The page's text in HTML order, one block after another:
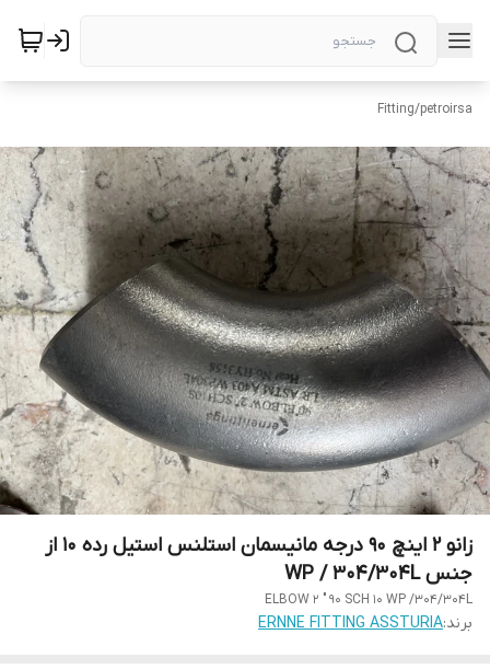
petroirsa
/
Fitting
زانو 2 اینچ 90 درجه مانیسمان استلنس استیل رده 10 از
جنس WP / 304/304L
ELBOW 2 " 90 SCH 10 WP /304/304L
برند:ERNNE FITTING ASSTURIA